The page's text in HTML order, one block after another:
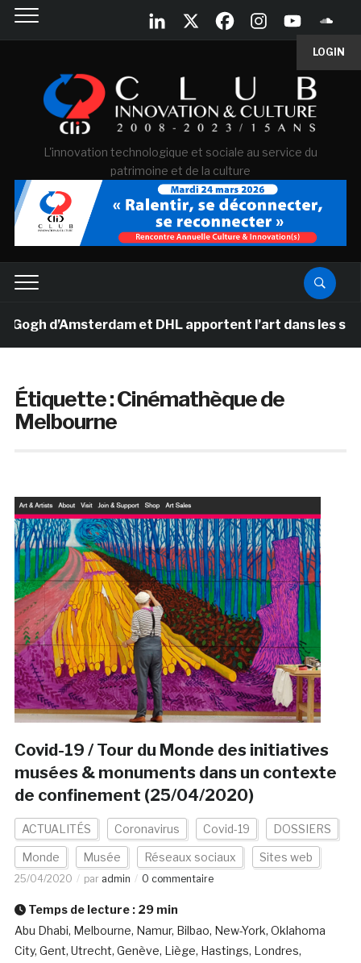
LOGIN
L'innovation technologique et sociale au service du
patrimoine et de la culture
d’Amsterdam et DHL apportent l’art dans les salles
Étiquette :Cinémathèque de
Melbourne
Covid-19 / Tour du Monde des initiatives
musées & monuments dans un contexte
de confinement (25/04/2020)
ACTUALITÉS Coronavirus Covid-19 DOSSIERS
Monde Musée Réseaux sociaux Sites web
25/04/2020 par admin 0 commentaire
Temps de lecture : 29 min
Abu Dhabi, Melbourne, Namur, Bilbao, New-York, Oklahoma
City, Gent, Utrecht, Genève, Liège, Hastings, Londres,